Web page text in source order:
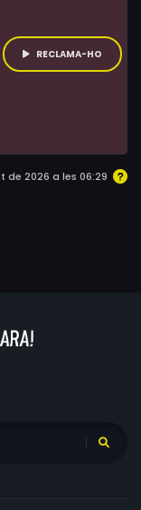
RECLAMA-HO
2026 a les 06:29